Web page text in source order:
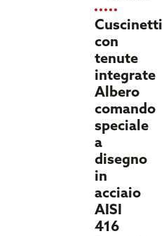
Cuscinetti
con
tenute
integrate
Albero
comando
speciale
a
disegno
in
acciaio
AISI
416